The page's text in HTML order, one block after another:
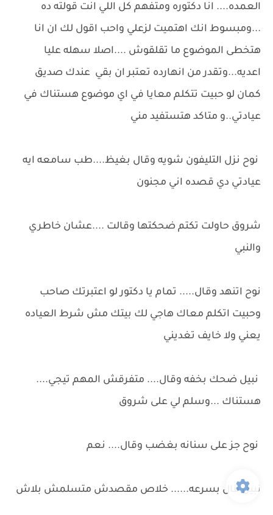
العمده.... انا دكتوره ومتفهم كل اللي انت قولته ده
...ومبسوط انك اهتميت لزعلي واحب اقول لك ان انا
هتخطى الموضوع ما تقلقوش ....اصلا سهله عليا
اعديه...وتقدر من انهارده تعتبر ان بقي عندك صديق
كمان لو حبيت تتكلم معايا في اي موضوع هستناك في
عيادتي..و متاكد هتستفيد مني
نوح نزل التليفون شويه وقال بغيظ....طب سامعه ايه
عيادتي دي قصده اني مجنون
شروق حاولت تكتم ضحكتها وقالت ....عشان خاطري
والنبي
نوح اتنهد وقال..... تمام يا دكتور لو اعتبرتك صاحب
وحبيت اتكلم معاك هاجي لك بيتك مش شرط العياده
يعني ولا خايف تغديني
نبيل ضحك بخفه وقال.... متفرقش المهم تيجي....
هستناك ...وسلم لي على شروق
نوح جز على سنانه بغضب وقال.... نعم
نبيل قال بسرعه...... خلاص مقصدش متسلمش بلاش